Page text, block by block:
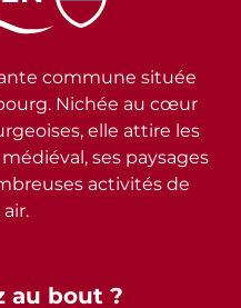
au bout ?
commune située
Nichée au cœur
elle attire les
ses paysages
activités de